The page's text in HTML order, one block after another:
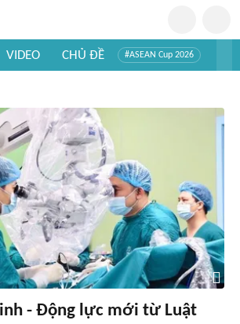
VIDEO CHỦ ĐỀ #ASEAN Cup 2026
- Động lực mới từ Luật